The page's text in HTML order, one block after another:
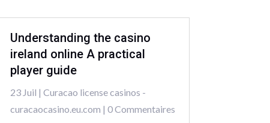
Understanding the casino
ireland online A practical
player guide
23 Juil | Curacao license casinos -
curacaocasino.eu.com | 0 Commentaires